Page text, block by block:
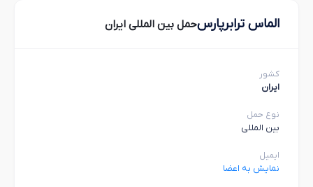
الماس ترابرپارسحمل بین المللی ایران
کشور
ایران
نوع حمل
بین المللی
ایمیل
نمایش به اعضا